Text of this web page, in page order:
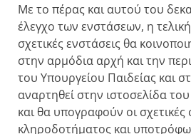
Με το πέρας και αυτού του
έλεγχο των ενστάσεων, η
σχετικές ενστάσεις θα
στην αρμόδια αρχή και την
του Υπουργείου Παιδείας και
αναρτηθεί στην ιστοσελίδα
και θα υπογραφούν οι
κληροδοτήματος και